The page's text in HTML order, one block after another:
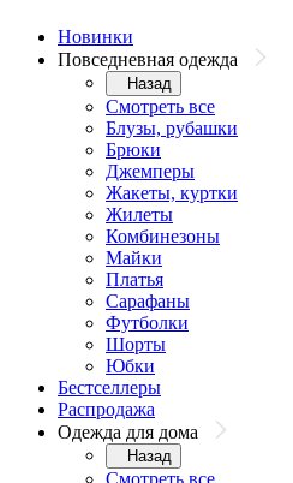
Новинки
Повседневная одежда
Назад
Смотреть все
Блузы, рубашки
Брюки
Джемперы
Жакеты, куртки
Жилеты
Комбинезоны
Майки
Платья
Сарафаны
Футболки
Шорты
Юбки
Бестселлеры
Распродажа
Одежда для дома
Назад
Смотреть все